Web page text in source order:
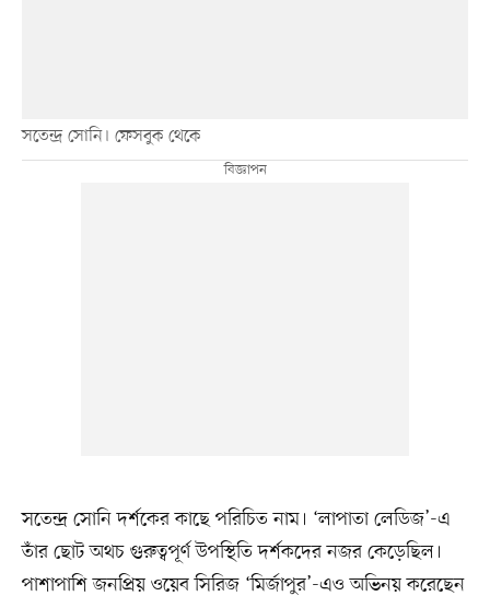
সতেন্দ্র সোনি। ফেসবুক থেকে
সতেন্দ্র সোনি দর্শকের কাছে পরিচিত নাম। ‘লাপাতা লেডিজ’-এ
তাঁর ছোট অথচ গুরুত্বপূর্ণ উপস্থিতি দর্শকদের নজর কেড়েছিল।
পাশাপাশি জনপ্রিয় ওয়েব সিরিজ ‘মির্জাপুর’-এও অভিনয় করেছেন